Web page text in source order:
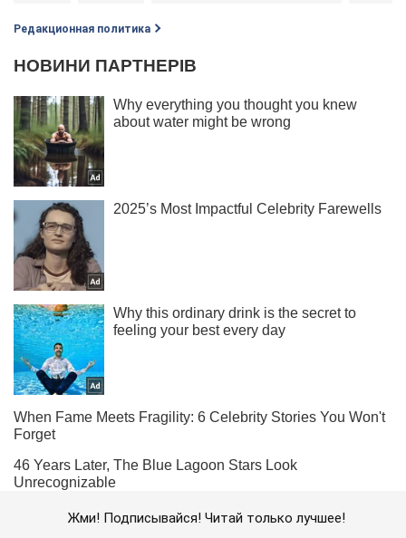
Редакционная политика
Жми! Подписывайся! Читай только лучшее!